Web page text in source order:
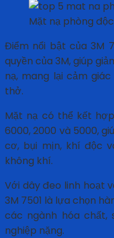
Mặt nạ phòng độc
Điểm nổi bật của 3M
quyền của 3M, giúp
nạ, mang lại cảm
thở.
Mặt nạ có thể kết
6000, 2000 và 5000,
cơ, bụi mịn, khí độc
không khí.
Với dây đeo linh hoạt
3M 7501 là lựa chọn
các ngành hóa chất,
nghiệp nặng.